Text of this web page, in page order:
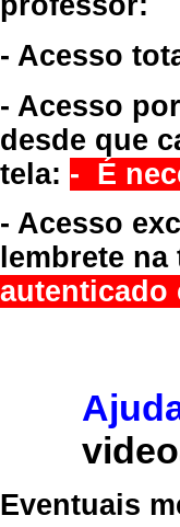
- Acesso
- Acesso
desde que
tela: - É
- Acesso
lembrete na
autenticado
Eventuais